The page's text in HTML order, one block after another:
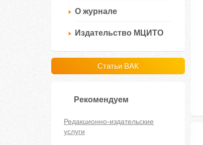
О журнале
Издательство МЦИТО
Статьи ВАК
Рекомендуем
Редакционно-издательские
услуги